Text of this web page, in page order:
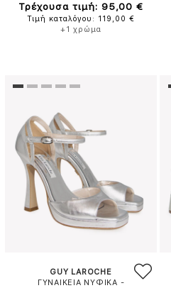
Τρέχουσα τιμή: 95,00 €
Τιμή καταλόγου: 119,00 €
+1 χρώμα
GUY LAROCHE
ΓΥΝΑΙΚΕΙΑ ΝΥΦΙΚΑ -